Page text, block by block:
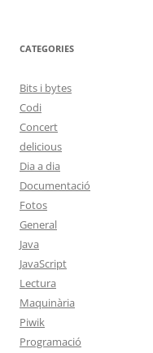
CATEGORIES
Bits i bytes
Codi
Concert
delicious
Dia a dia
Documentació
Fotos
General
Java
JavaScript
Lectura
Maquinària
Piwik
Programació